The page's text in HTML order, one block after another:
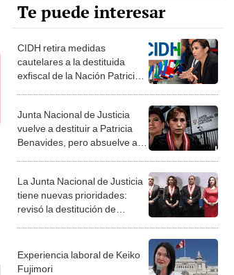
Te puede interesar
CIDH retira medidas
cautelares a la destituida
exfiscal de la Nación Patricia
Junta Nacional de Justicia
vuelve a destituir a Patricia
Benavides, pero absuelve a
La Junta Nacional de Justicia
tiene nuevas prioridades:
revisó la destitución de
Experiencia laboral de Keiko
Fujimori